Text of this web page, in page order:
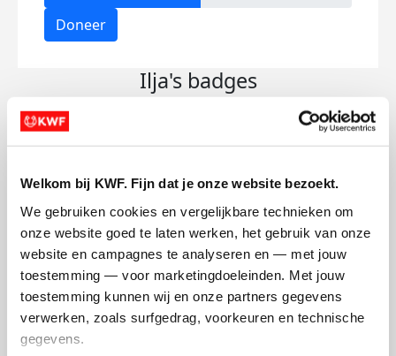
Welkom bij KWF. Fijn dat je onze website bezoekt.
We gebruiken cookies en vergelijkbare technieken om
onze website goed te laten werken, het gebruik van onze
website en campagnes te analyseren en — met jouw
toestemming — voor marketingdoeleinden. Met jouw
toestemming kunnen wij en onze partners gegevens
verwerken, zoals surfgedrag, voorkeuren en technische
gegevens.
Doneer
Ilja's badges